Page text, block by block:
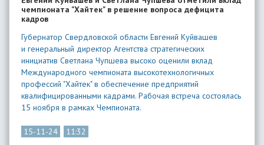
чемпионата "Хайтек" в решение вопроса дефицита
кадров
Губернатор Свердловской области Евгений Куйвашев
и генеральный директор Агентства стратегических
инициатив Светлана Чупшева высоко оценили вклад
Международного чемпионата высокотехнологичных
профессий "Хайтек" в обеспечение предприятий
квалифицированными кадрами. Рабочая встреча состоялась
15 ноября в рамках Чемпионата.
15-11-24
11:32